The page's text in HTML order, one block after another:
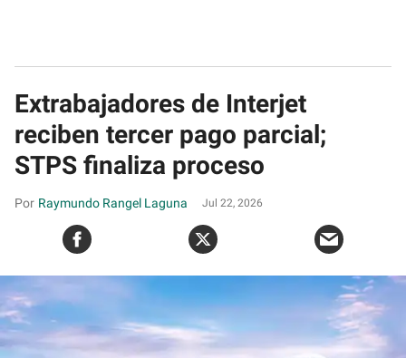
Extrabajadores de Interjet
reciben tercer pago parcial;
STPS finaliza proceso
Raymundo Rangel Laguna Jul 22, 2026